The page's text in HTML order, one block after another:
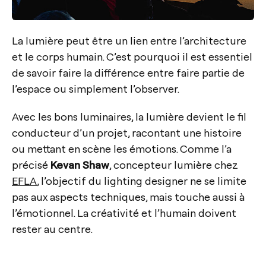
La lumière peut être un lien entre l’architecture
et le corps humain. C’est pourquoi il est essentiel
de savoir faire la différence entre faire partie de
l’espace ou simplement l’observer.
Avec les bons luminaires, la lumière devient le fil
conducteur d’un projet, racontant une histoire
ou mettant en scène les émotions. Comme l’a
précisé Kevan Shaw, concepteur lumière chez
EFLA, l’objectif du lighting designer ne se limite
pas aux aspects techniques, mais touche aussi à
l’émotionnel. La créativité et l’humain doivent
rester au centre.